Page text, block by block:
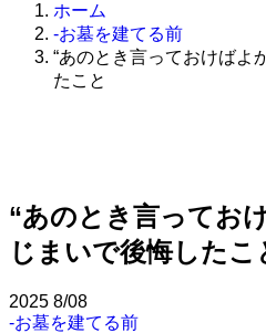
ホーム
-お墓を建てる前
“あのとき言っておけばよ
たこと
“あのとき言ってお
じまいで後悔したこ
2025 8/08
-お墓を建てる前